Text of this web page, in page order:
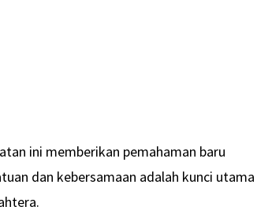
ini memberikan pemahaman baru
dan kebersamaan adalah kunci utama